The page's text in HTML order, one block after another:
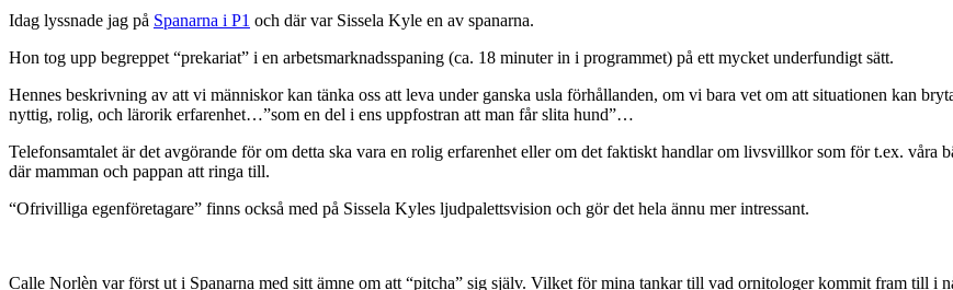
Idag lyssnade jag på Spanarna i P1 och där var Sissela Kyle en av spanarna.
Hon tog upp begreppet “prekariat” i en arbetsmarknadsspaning (ca. 18 minuter in i programmet) på ett mycket underfundigt sätt.
Hennes beskrivning av att vi människor kan tänka oss att leva under ganska usla förhållanden, om vi bara vet om att situationen kan
nyttig, rolig, och lärorik erfarenhet…”som en del i ens uppfostran att man får slita hund”…
Telefonsamtalet är det avgörande för om detta ska vara en rolig erfarenhet eller om det faktiskt handlar om livsvillkor som för t.ex. våra
där mamman och pappan att ringa till.
“Ofrivilliga egenföretagare” finns också med på Sissela Kyles ljudpalettsvision och gör det hela ännu mer intressant.
Calle Norlèn var först ut i Spanarna med sitt ämne om att “pitcha” sig själv. Vilket för mina tankar till vad ornitologer kommit fram till i